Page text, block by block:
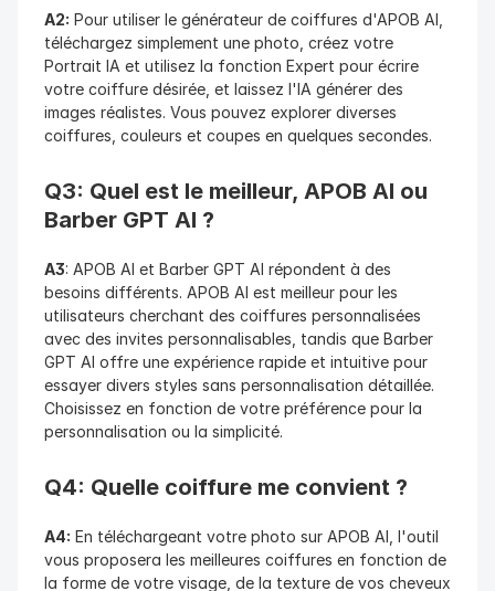
A2: Pour utiliser le générateur de coiffures d'APOB AI,
téléchargez simplement une photo, créez votre
Portrait IA et utilisez la fonction Expert pour écrire
votre coiffure désirée, et laissez l'IA générer des
images réalistes. Vous pouvez explorer diverses
coiffures, couleurs et coupes en quelques secondes.
Q3: Quel est le meilleur, APOB AI ou
Barber GPT AI ?
A3: APOB AI et Barber GPT AI répondent à des
besoins différents. APOB AI est meilleur pour les
utilisateurs cherchant des coiffures personnalisées
avec des invites personnalisables, tandis que Barber
GPT AI offre une expérience rapide et intuitive pour
essayer divers styles sans personnalisation détaillée.
Choisissez en fonction de votre préférence pour la
personnalisation ou la simplicité.
Q4: Quelle coiffure me convient ?
A4: En téléchargeant votre photo sur APOB AI, l'outil
vous proposera les meilleures coiffures en fonction de
la forme de votre visage, de la texture de vos cheveux